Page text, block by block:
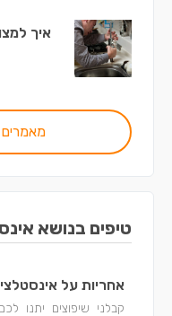
איך
טיפים בנושא
אחריות על
קבלני שיפוצים יתנו